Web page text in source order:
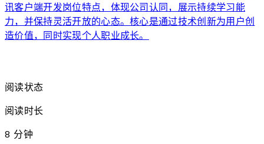
讯客户端开发岗位特点，体现公司认同，展示持续学习能
力，并保持灵活开放的心态。核心是通过技术创新为用户创
造价值，同时实现个人职业成长。
阅读状态
阅读时长
8 分钟